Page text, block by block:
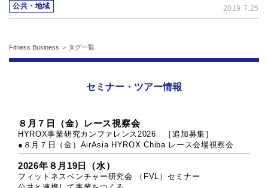
公共・地域 2019.7.25
Fitness Business タグ一覧
セミナー・ツアー情報
８月７日（金）レース視察会
HYROX事業研究カンファレンス2026 ［追加募集］
●８月７日（金）AirAsia HYROX Chiba レース会場視察会
2026年８月19日（水）
フィットネスベンチャー研究会 （FVL）セミナー